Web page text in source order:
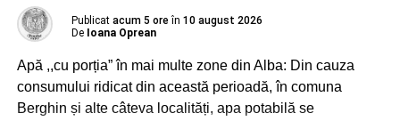
Publicat acum 5 ore în 10 august 2026
De Ioana Oprean
Apă ,,cu porția” în mai multe zone din Alba: Din cauza
consumului ridicat din această perioadă, în comuna
Berghin și alte câteva localități, apa potabilă se